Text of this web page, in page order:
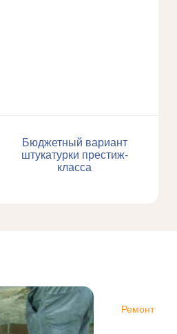
Бюджетный вариант
штукатурки престиж-
класса
Ремонт